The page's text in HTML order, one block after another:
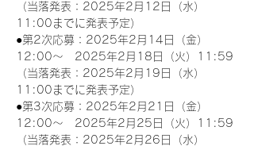
（当落発表：2025年2月12日（水）
11:00までに発表予定）
●第2次応募：2025年2月14日（金）
12:00～　2025年2月18日（火）11:59
（当落発表：2025年2月19日（水）
11:00までに発表予定）
●第3次応募：2025年2月21日（金）
12:00～　2025年2月25日（火）11:59
（当落発表：2025年2月26日（水）